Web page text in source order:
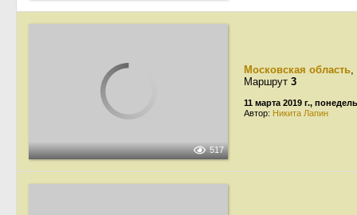
517
Московская область,
Маршрут 3
11 марта 2019 г.,
Автор: Никита Лапин